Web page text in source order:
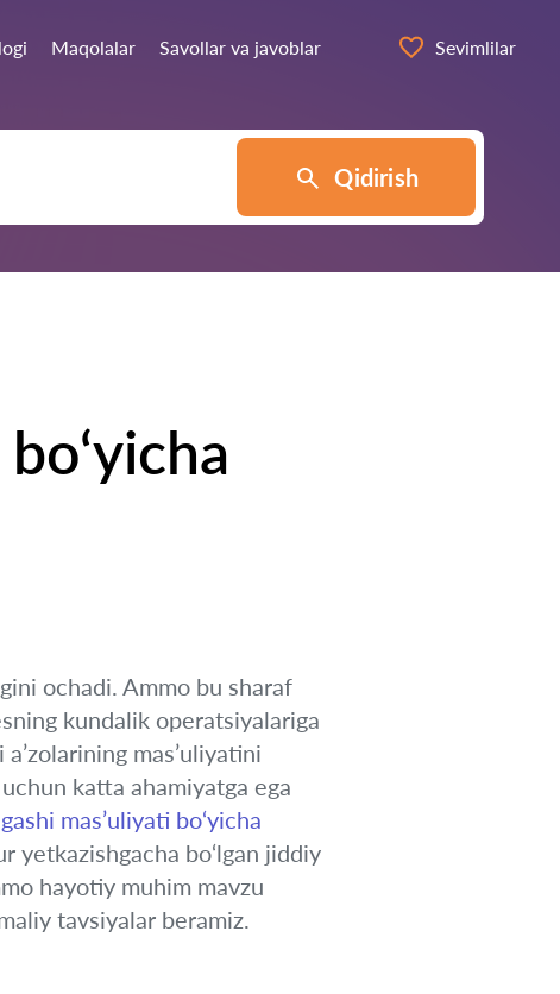
Maqolalar Savollar va javoblar Sevimlilar
Qidirish
ochadi. Ammo bu sharaf
kundalik operatsiyalariga
mas’uliyatini
katta ahamiyatga ega
mas’uliyati bo‘yicha
yetkazishgacha bo‘lgan jiddiy
hayotiy muhim mavzu
tavsiyalar beramiz.